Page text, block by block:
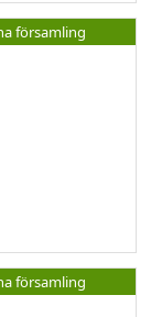
församling
församling